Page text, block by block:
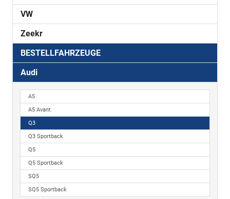
VW
Zeekr
BESTELLFAHRZEUGE
Audi
A5
A5 Avant
Q3
Q3 Sportback
Q5
Q5 Sportback
SQ5
SQ5 Sportback